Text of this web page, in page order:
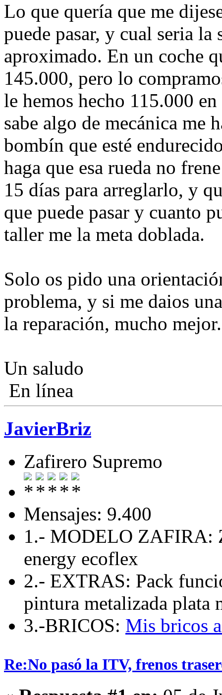
Lo que quería que me
puede pasar, y cual seria
aproximado. En un coche
145.000, pero lo
le hemos hecho 115.000
sabe algo de mecánica me
bombín que esté
haga que esa rueda no
15 días para arreglarlo, y
que puede pasar y cuanto
taller me la meta doblada.
Solo os pido una
problema, y si me daios
la reparación, mucho mejor.
Un saludo
En línea
JavierBriz
Zafirero Supremo
Mensajes: 9.400
1.- MODELO ZAFIRA:
energy ecoflex
2.- EXTRAS: Pack
pintura metalizada plata
3.-BRICOS: Mis bricos
Re:No pasó la ITV, frenos